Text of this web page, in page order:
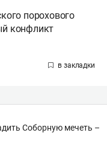
порохового
конфликт